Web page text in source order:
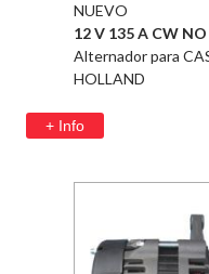
NUEVO
12 V 135 A CW NO
Alternador para
HOLLAND
+ Info